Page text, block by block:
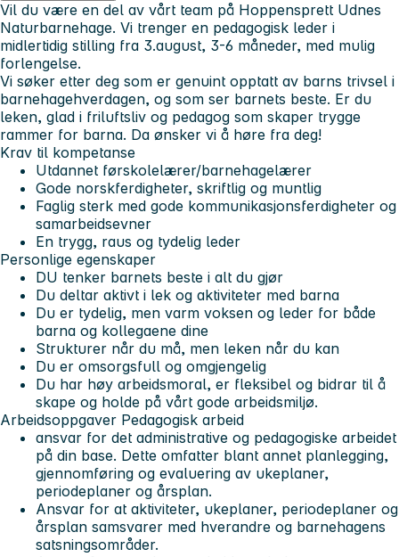
Vil du være en del av vårt team på Hoppensprett Udnes
Naturbarnehage. Vi trenger en pedagogisk leder i
midlertidig stilling fra 3.august, 3-6 måneder, med mulig
forlengelse.
Vi søker etter deg som er genuint opptatt av barns trivsel i
barnehagehverdagen, og som ser barnets beste. Er du
leken, glad i friluftsliv og pedagog som skaper trygge
rammer for barna. Da ønsker vi å høre fra deg!
Krav til kompetanse
Utdannet førskolelærer/barnehagelærer
Gode norskferdigheter, skriftlig og muntlig
Faglig sterk med gode kommunikasjonsferdigheter og
samarbeidsevner
En trygg, raus og tydelig leder
Personlige egenskaper
DU tenker barnets beste i alt du gjør
Du deltar aktivt i lek og aktiviteter med barna
Du er tydelig, men varm voksen og leder for både
barna og kollegaene dine
Strukturer når du må, men leken når du kan
Du er omsorgsfull og omgjengelig
Du har høy arbeidsmoral, er fleksibel og bidrar til å
skape og holde på vårt gode arbeidsmiljø.
Arbeidsoppgaver Pedagogisk arbeid
ansvar for det administrative og pedagogiske arbeidet
på din base. Dette omfatter blant annet planlegging,
gjennomføring og evaluering av ukeplaner,
periodeplaner og årsplan.
Ansvar for at aktiviteter, ukeplaner, periodeplaner og
årsplan samsvarer med hverandre og barnehagens
satsningsområder.